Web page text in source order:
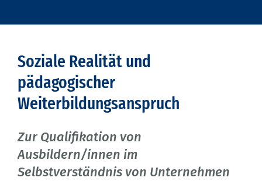
Soziale Realität und
pädagogischer
Weiterbildungsanspruch
Zur Qualifikation von
Ausbildern/innen im
Selbstverständnis von Unternehmen